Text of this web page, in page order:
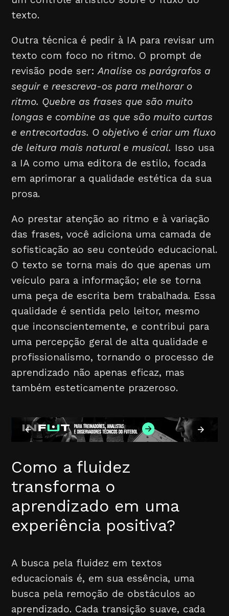
texto.
Outra técnica é pedir à IA para revisar um
texto com foco no ritmo. O prompt de
revisão pode ser:Analise os parágrafos a
seguir e reescreva-os para melhorar o
ritmo. Quebre as frases que são muito
longas e combine as que são muito curtas
e entrecortadas. O objetivo é criar um fluxo
de leitura mais natural e musical. Isso usa
a IA como uma editora de estilo, focada
em aprimorar a qualidade estética da sua
prosa.
Ao prestar atenção ao ritmo e à variação
das frases, você adiciona uma camada de
sofisticação ao seu conteúdo educacional.
O texto se torna mais do que apenas um
veículo para a informação; ele se torna
uma peça de escrita bem trabalhada. Essa
qualidade é sentida pelo leitor, mesmo
que inconscientemente, e contribui para
uma percepção geral de alta qualidade e
profissionalismo, tornando o processo de
aprendizado não apenas eficaz, mas
também esteticamente prazeroso.
Como a fluidez
transforma o
aprendizado em uma
experiência positiva?
A busca pela fluidez em textos
educacionais é, em sua essência, uma
busca pela remoção de obstáculos ao
aprendizado. Cada transição suave, cada